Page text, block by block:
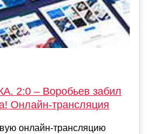
2:0 – Воробьев забил
Онлайн-трансляция
онлайн-трансляцию